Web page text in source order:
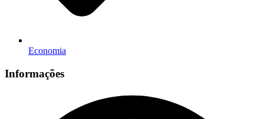
Economia
Informações